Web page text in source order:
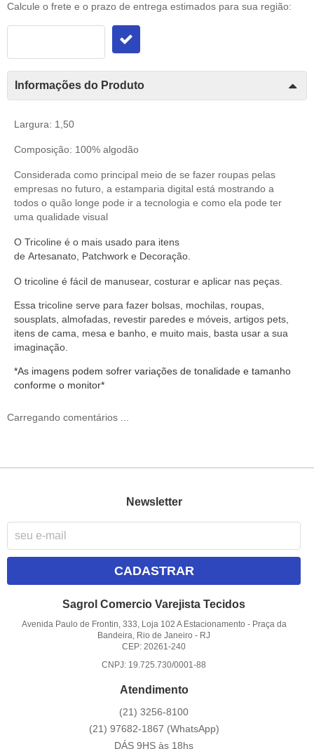
Calcule o frete e o prazo de entrega estimados para sua região:
Informações do Produto
Largura: 1,50
Composição: 100% algodão
Considerada como principal meio de se fazer roupas pelas
empresas no futuro, a estamparia digital está mostrando a
todos o quão longe pode ir a tecnologia e como ela pode ter
uma qualidade visual
O Tricoline é o mais usado para itens
de Artesanato Patchwork e Decoração
O tricoline é fácil de manusear, costurar e aplicar nas peças.
Essa tricoline serve para fazer bolsas, mochilas, roupas,
sousplats, almofadas, revestir paredes e móveis, artigos pets,
itens de cama, mesa e banho, e muito mais, basta usar a sua
imaginação.
*As imagens podem sofrer variações de tonalidade e tamanho
conforme o monitor*
Carregando comentários ...
Newsletter
CADASTRAR
Sagrol Comercio Varejista Tecidos
Avenida Paulo de Frontin, 333, Loja 102 A Estacionamento - Praça da
Bandeira, Rio de Janeiro - RJ
CEP: 20261-240
CNPJ: 19.725.730/0001-88
Atendimento
(21) 3256-8100
(21) 97682-1867 (WhatsApp)
DÁS 9HS às 18hs